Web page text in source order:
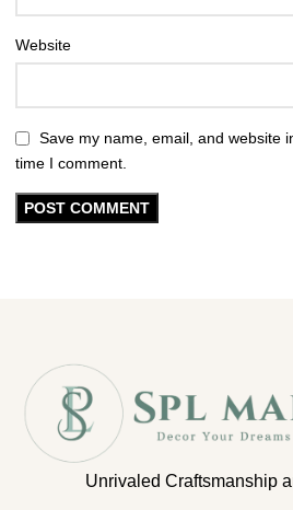
Website
Save my name, email, and website
time I comment.
Unrivaled Craftsmanship